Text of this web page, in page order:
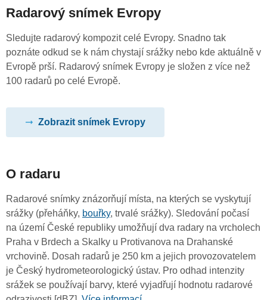
Radarový snímek Evropy
Sledujte radarový kompozit celé Evropy. Snadno tak
poznáte odkud se k nám chystají srážky nebo kde aktuálně v
Evropě prší. Radarový snímek Evropy je složen z více než
100 radarů po celé Evropě.
Zobrazit snímek Evropy
O radaru
Radarové snímky znázorňují místa, na kterých se vyskytují
srážky (přeháňky, bouřky, trvalé srážky). Sledování počasí
na území České republiky umožňují dva radary na vrcholech
Praha v Brdech a Skalky u Protivanova na Drahanské
vrchovině. Dosah radarů je 250 km a jejich provozovatelem
je Český hydrometeorologický ústav. Pro odhad intenzity
srážek se používají barvy, které vyjadřují hodnotu radarové